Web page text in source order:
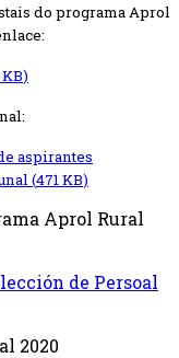
do programa Aprol
)
aspirantes
(471 KB)
Aprol Rural
de Persoal
2020